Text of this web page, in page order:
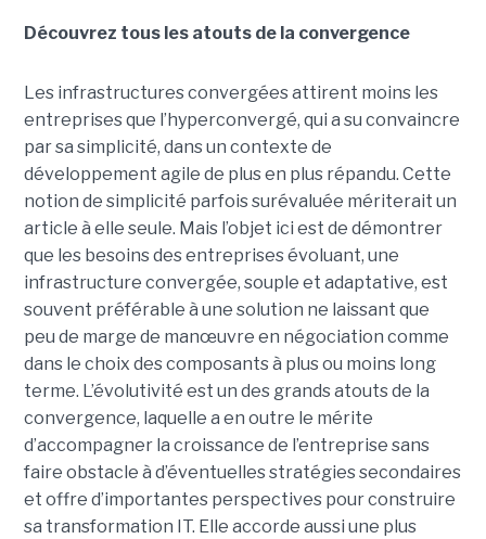
Découvrez tous les atouts de la convergence
Les infrastructures convergées attirent moins les
entreprises que l’hyperconvergé, qui a su convaincre
par sa simplicité, dans un contexte de
développement agile de plus en plus répandu. Cette
notion de simplicité parfois surévaluée mériterait un
article à elle seule. Mais l’objet ici est de démontrer
que les besoins des entreprises évoluant, une
infrastructure convergée, souple et adaptative, est
souvent préférable à une solution ne laissant que
peu de marge de manœuvre en négociation comme
dans le choix des composants à plus ou moins long
terme. L’évolutivité est un des grands atouts de la
convergence, laquelle a en outre le mérite
d’accompagner la croissance de l’entreprise sans
faire obstacle à d’éventuelles stratégies secondaires
et offre d’importantes perspectives pour construire
sa transformation IT. Elle accorde aussi une plus